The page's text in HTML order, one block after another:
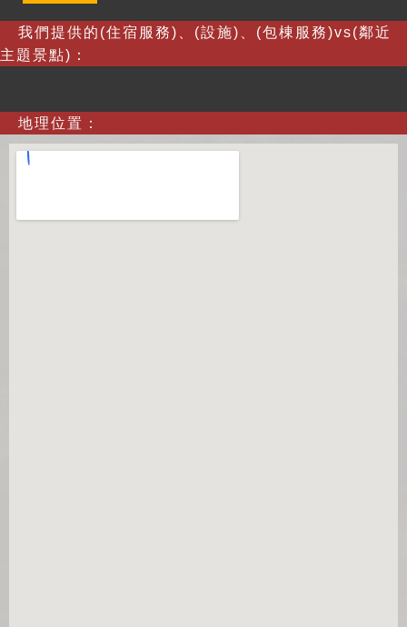
我們提供的(住宿服務)、(設施)、(包棟服務)vs(鄰近
主題景點)：
地理位置：